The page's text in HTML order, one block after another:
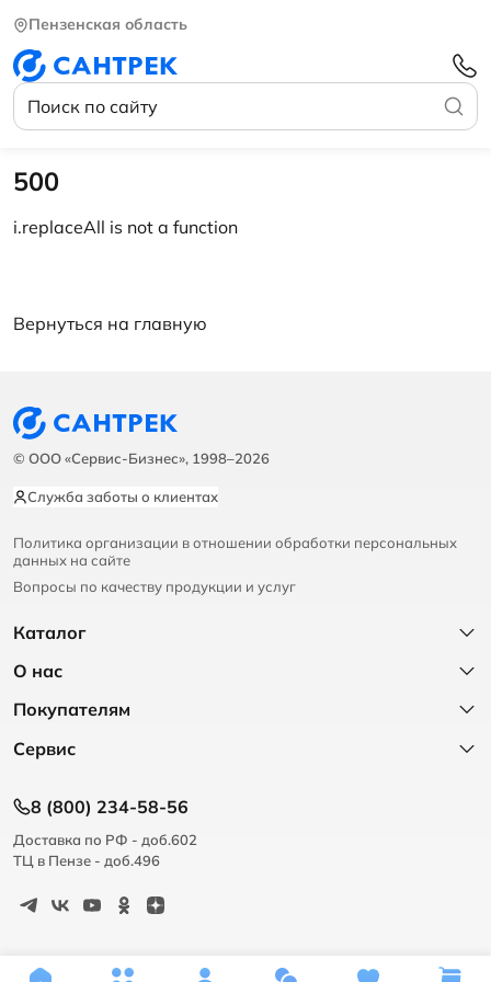
Пензенская область
500
i.replaceAll is not a function
Вернуться на главную
© ООО «Сервис-Бизнес», 1998–2026
Служба заботы о клиентах
Политика организации в отношении обработки персональных
данных на сайте
Вопросы по качеству продукции и услуг
Каталог
О нас
Покупателям
Сервис
8 (800) 234-58-56
Доставка по РФ - доб.602
ТЦ в Пензе - доб.496